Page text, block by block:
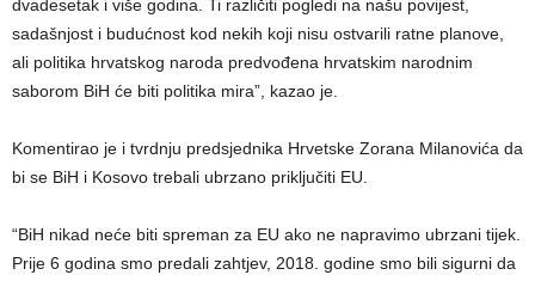
dvadesetak i više godina. Ti različiti pogledi na našu povijest,
sadašnjost i budućnost kod nekih koji nisu ostvarili ratne planove,
ali politika hrvatskog naroda predvođena hrvatskim narodnim
saborom BiH će biti politika mira”, kazao je.
Komentirao je i tvrdnju predsjednika Hrvetske Zorana Milanovića da
bi se BiH i Kosovo trebali ubrzano priključiti EU.
“BiH nikad neće biti spreman za EU ako ne napravimo ubrzani tijek.
Prije 6 godina smo predali zahtjev, 2018. godine smo bili sigurni da